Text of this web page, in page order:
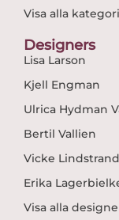
Visa alla
Designers
Lisa Larson
Kjell Engman
Ulrica Hydman
Bertil Vallien
Vicke Lindstrand
Erika
Visa alla